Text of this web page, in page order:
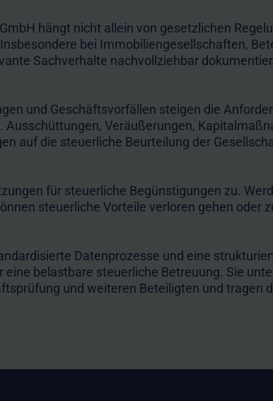
hängt nicht allein von gesetzlichen
bei Immobiliengesellschaften,
Sachverhalte nachvollziehbar
und Geschäftsvorfällen steigen die
Veräußerungen,
auf die steuerliche Beurteilung der
für steuerliche Begünstigungen zu.
steuerliche Vorteile verloren gehen oder
Datenprozesse und eine
belastbare steuerliche Betreuung. Sie
und weiteren Beteiligten und tragen